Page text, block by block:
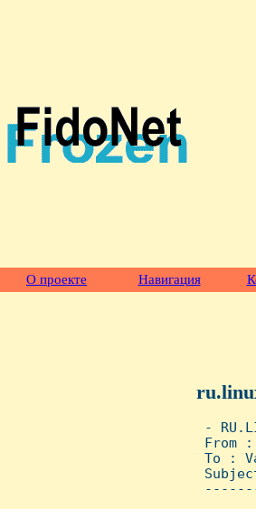
О проекте Навигация
-
From
To :